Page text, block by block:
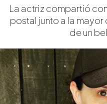
La actriz compartió
postal junto a la
de un